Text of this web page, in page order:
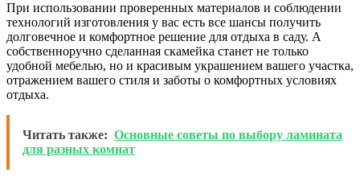
При использовании проверенных материалов и соблюдении
технологий изготовления у вас есть все шансы получить
долговечное и комфортное решение для отдыха в саду. А
собственноручно сделанная скамейка станет не только
удобной мебелью, но и красивым украшением вашего участка,
отражением вашего стиля и заботы о комфортных условиях
отдыха.
Читать также: Основные советы по выбору ламината
для разных комнат